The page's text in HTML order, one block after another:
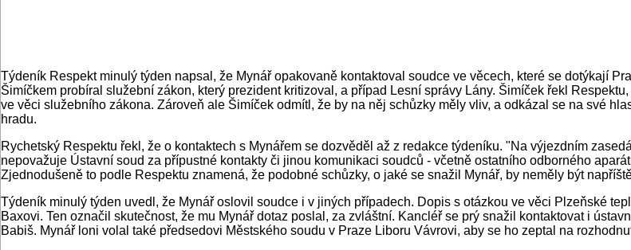
Týdeník Respekt minulý týden napsal, že Mynář opakovaně kontaktoval soudce ve věcech, které se dotýkají
Šimíčkem probíral služební zákon, který prezident kritizoval, a případ Lesní správy Lány. Šimíček řekl
ve věci služebního zákona. Zároveň ale Šimíček odmítl, že by na něj schůzky měly vliv, a odkázal se na své
hradu.
Rychetský Respektu řekl, že o kontaktech s Mynářem se dozvěděl až z redakce týdeníku. "Na výjezdním
nepovažuje Ústavní soud za přípustné kontakty či jinou komunikaci soudců - včetně ostatního odborného
Zjednodušeně to podle Respektu znamená, že podobné schůzky, o jaké se snažil Mynář, by neměly být
Týdeník minulý týden uvedl, že Mynář oslovil soudce i v jiných případech. Dopis s otázkou ve věci Plzeňské
Baxovi. Ten označil skutečnost, že mu Mynář dotaz poslal, za zvláštní. Kancléř se prý snažil kontaktovat i
Babiš. Mynář loni volal také předsedovi Městského soudu v Praze Liboru Vávrovi, aby se ho zeptal na